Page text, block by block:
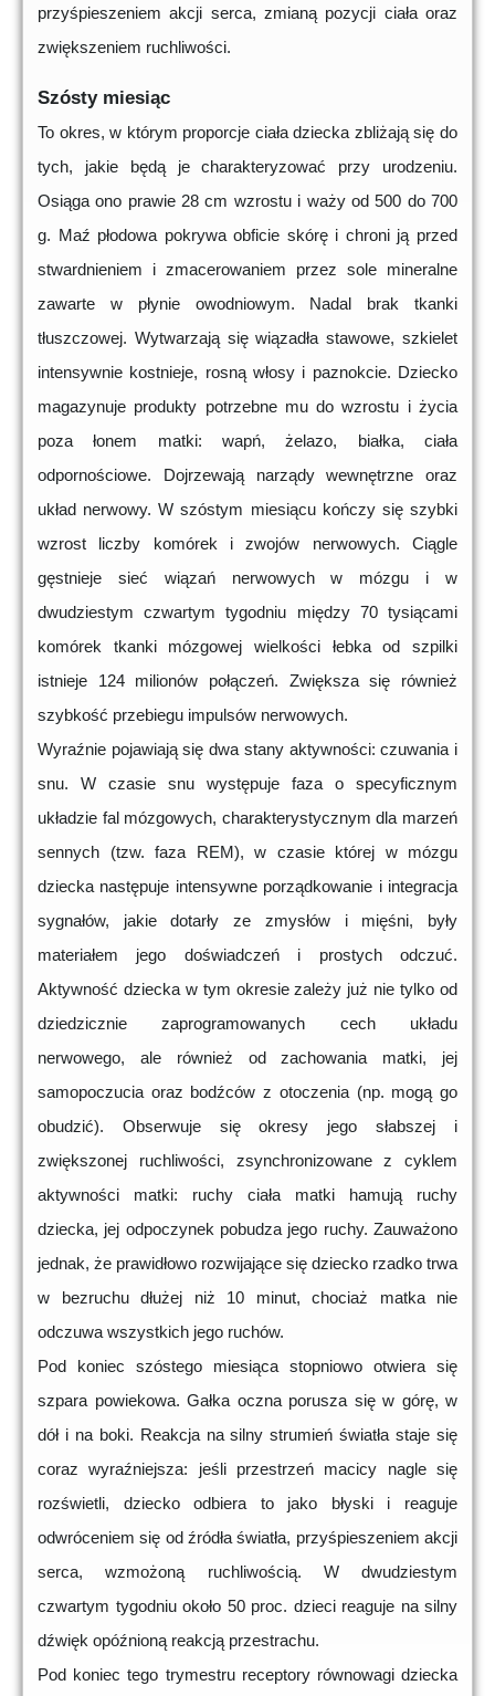
przyśpieszeniem akcji serca, zmianą pozycji ciała oraz
zwiększeniem ruchliwości.
Szósty miesiąc
To okres, w którym proporcje ciała dziecka zbliżają się do
tych, jakie będą je charakteryzować przy urodzeniu.
Osiąga ono prawie 28 cm wzrostu i waży od 500 do 700
g. Maź płodowa pokrywa obficie skórę i chroni ją przed
stwardnieniem i zmacerowaniem przez sole mineralne
zawarte w płynie owodniowym. Nadal brak tkanki
tłuszczowej. Wytwarzają się wiązadła stawowe, szkielet
intensywnie kostnieje, rosną włosy i paznokcie. Dziecko
magazynuje produkty potrzebne mu do wzrostu i życia
poza łonem matki: wapń, żelazo, białka, ciała
odpornościowe. Dojrzewają narządy wewnętrzne oraz
układ nerwowy. W szóstym miesiącu kończy się szybki
wzrost liczby komórek i zwojów nerwowych. Ciągle
gęstnieje sieć wiązań nerwowych w mózgu i w
dwudziestym czwartym tygodniu między 70 tysiącami
komórek tkanki mózgowej wielkości łebka od szpilki
istnieje 124 milionów połączeń. Zwiększa się również
szybkość przebiegu impulsów nerwowych.
Wyraźnie pojawiają się dwa stany aktywności: czuwania i
snu. W czasie snu występuje faza o specyficznym
układzie fal mózgowych, charakterystycznym dla marzeń
sennych (tzw. faza REM), w czasie której w mózgu
dziecka następuje intensywne porządkowanie i integracja
sygnałów, jakie dotarły ze zmysłów i mięśni, były
materiałem jego doświadczeń i prostych odczuć.
Aktywność dziecka w tym okresie zależy już nie tylko od
dziedzicznie zaprogramowanych cech układu
nerwowego, ale również od zachowania matki, jej
samopoczucia oraz bodźców z otoczenia (np. mogą go
obudzić). Obserwuje się okresy jego słabszej i
zwiększonej ruchliwości, zsynchronizowane z cyklem
aktywności matki: ruchy ciała matki hamują ruchy
dziecka, jej odpoczynek pobudza jego ruchy. Zauważono
jednak, że prawidłowo rozwijające się dziecko rzadko trwa
w bezruchu dłużej niż 10 minut, chociaż matka nie
odczuwa wszystkich jego ruchów.
Pod koniec szóstego miesiąca stopniowo otwiera się
szpara powiekowa. Gałka oczna porusza się w górę, w
dół i na boki. Reakcja na silny strumień światła staje się
coraz wyraźniejsza: jeśli przestrzeń macicy nagle się
rozświetli, dziecko odbiera to jako błyski i reaguje
odwróceniem się od źródła światła, przyśpieszeniem akcji
serca, wzmożoną ruchliwością. W dwudziestym
czwartym tygodniu około 50 proc. dzieci reaguje na silny
dźwięk opóźnioną reakcją przestrachu.
Pod koniec tego trymestru receptory równowagi dziecka